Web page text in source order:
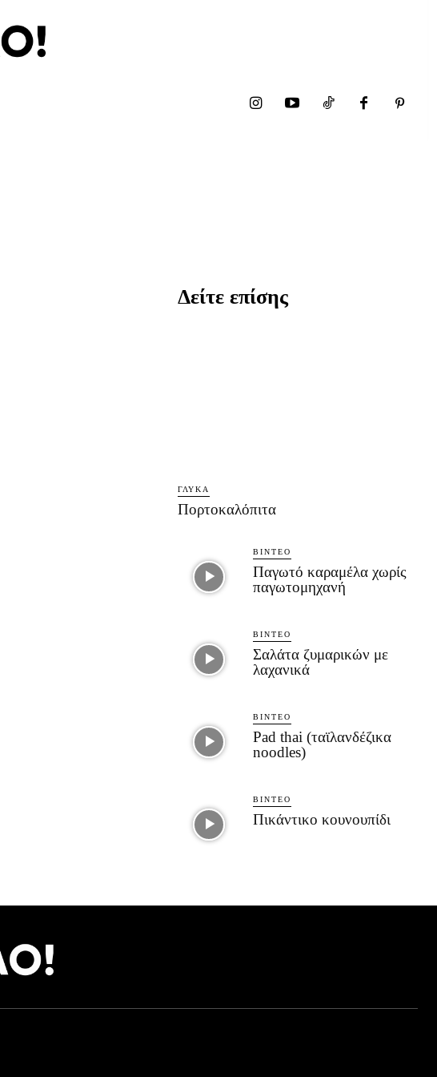
Δείτε επίσης
ΓΛΥΚΆ
Πορτοκαλόπιτα
ΒΊΝΤΕΟ
Παγωτό καραμέλα χωρίς
παγωτομηχανή
ΒΊΝΤΕΟ
Σαλάτα ζυμαρικών με
λαχανικά
ΒΊΝΤΕΟ
Pad thai (ταϊλανδέζικα
noodles)
ΒΊΝΤΕΟ
Πικάντικο κουνουπίδι